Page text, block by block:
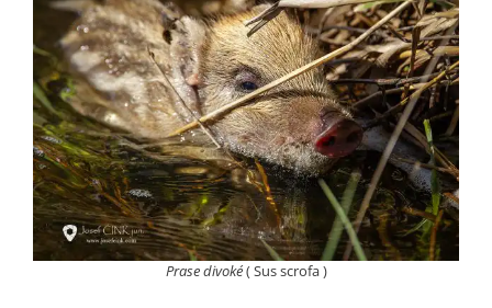
Prase divoké( Sus scrofa )